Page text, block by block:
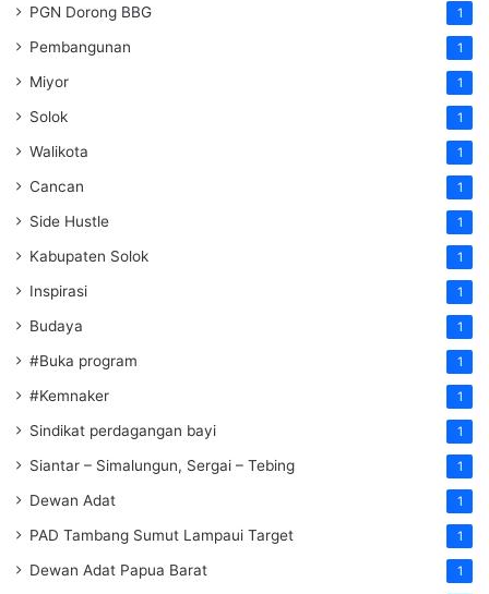
PGN Dorong BBG 1
Pembangunan 1
Miyor 1
Solok 1
Walikota 1
Cancan 1
Side Hustle 1
Kabupaten Solok 1
Inspirasi 1
Budaya 1
#Buka program 1
#Kemnaker 1
Sindikat perdagangan bayi 1
Siantar – Simalungun, Sergai – Tebing 1
Dewan Adat 1
PAD Tambang Sumut Lampaui Target 1
Dewan Adat Papua Barat 1